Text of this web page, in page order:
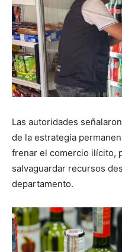
Las autoridades
de la estrategia
frenar el comercio ilícito,
salvaguardar recursos
departamento.